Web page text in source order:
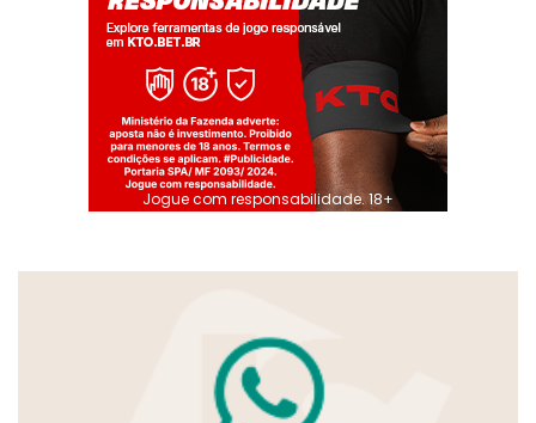
Jogue com responsabilidade. 18+